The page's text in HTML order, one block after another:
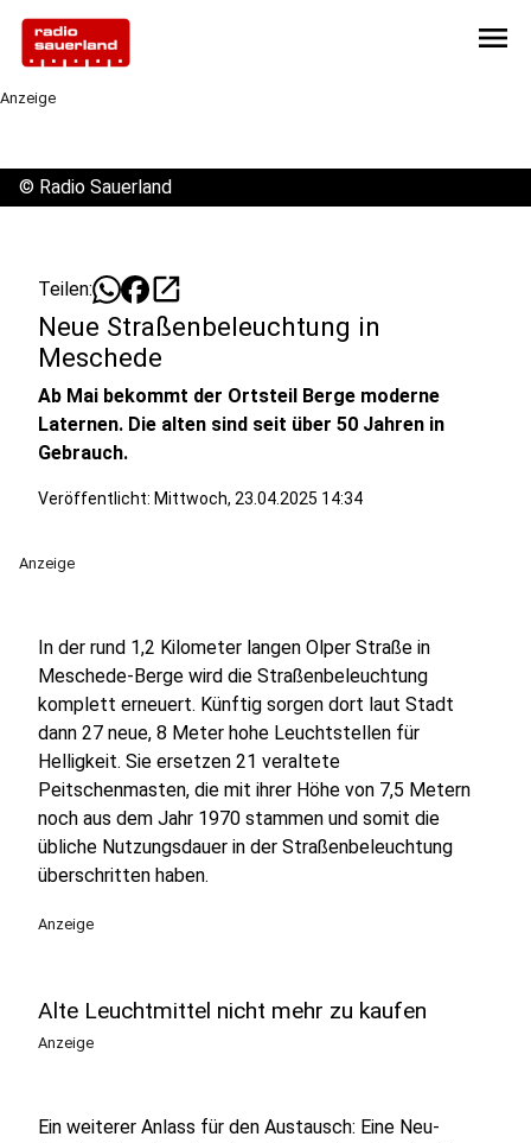
menu
Anzeige
© Radio Sauerland
Teilen: open_in_new
Neue Straßenbeleuchtung in
Meschede
Ab Mai bekommt der Ortsteil Berge moderne
Laternen. Die alten sind seit über 50 Jahren in
Gebrauch.
Veröffentlicht: Mittwoch, 23.04.2025 14:34
Anzeige
In der rund 1,2 Kilometer langen Olper Straße in
Meschede-Berge wird die Straßenbeleuchtung
komplett erneuert. Künftig sorgen dort laut Stadt
dann 27 neue, 8 Meter hohe Leuchtstellen für
Helligkeit. Sie ersetzen 21 veraltete
Peitschenmasten, die mit ihrer Höhe von 7,5 Metern
noch aus dem Jahr 1970 stammen und somit die
übliche Nutzungsdauer in der Straßenbeleuchtung
überschritten haben.
Anzeige
Alte Leuchtmittel nicht mehr zu kaufen
Anzeige
Ein weiterer Anlass für den Austausch: Eine Neu-